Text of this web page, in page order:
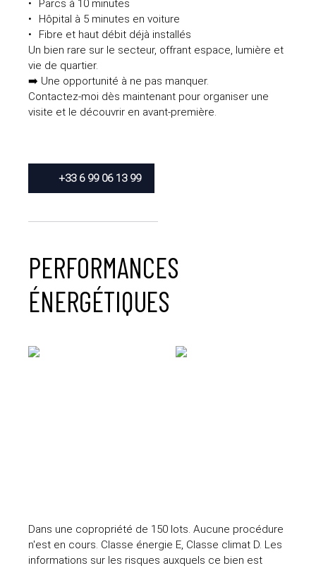
Parcs à 10 minutes
Hôpital à 5 minutes en voiture
Fibre et haut débit déjà installés
Un bien rare sur le secteur, offrant espace, lumière et
vie de quartier.
➡️ Une opportunité à ne pas manquer.
Contactez-moi dès maintenant pour organiser une
visite et le découvrir en avant-première.
+33 6 99 06 13 99
PERFORMANCES
ÉNERGÉTIQUES
Dans une copropriété de 150 lots. Aucune procédure
n'est en cours. Classe énergie E, Classe climat D. Les
informations sur les risques auxquels ce bien est